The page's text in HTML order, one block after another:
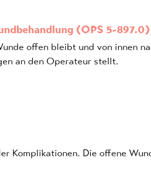
(OPS 5-897.0)
offen bleibt und von innen
an den Operateur stellt.
Komplikationen. Die offene